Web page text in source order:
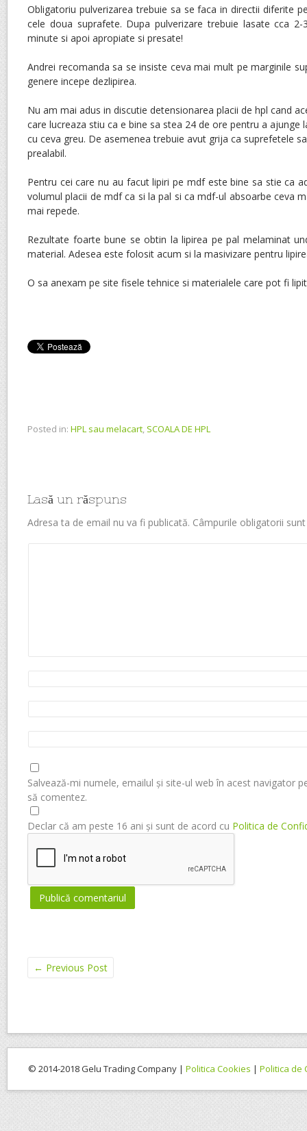
Obligatoriu pulverizarea trebuie sa se faca in directii diferite
cele doua suprafete. Dupa pulverizare trebuie lasate cca 2-
minute si apoi apropiate si presate!
Andrei recomanda sa se insiste ceva mai mult pe marginile
genere incepe dezlipirea.
Nu am mai adus in discutie detensionarea placii de hpl cand
care lucreaza stiu ca e bine sa stea 24 de ore pentru a ajunge
cu ceva greu. De asemenea trebuie avut grija ca suprefetele
prealabil.
Pentru cei care nu au facut lipiri pe mdf este bine sa stie ca
volumul placii de mdf ca si la pal si ca mdf-ul absoarbe ceva
mai repede.
Rezultate foarte bune se obtin la lipirea pe pal melaminat
material. Adesea este folosit acum si la masivizare pentru
O sa anexam pe site fisele tehnice si materialele care pot fi
Posted in: HPL sau melacart, SCOALA DE HPL
Lasă un răspuns
Adresa ta de email nu va fi publicată. Câmpurile obligatorii
Salvează-mi numele, emailul și site-ul web în acest navigator
să comentez.
Declar că am peste 16 ani și sunt de acord cu Politica de
← Previous Post
© 2014-2018 Gelu Trading Company | Politica Cookies | Politica de